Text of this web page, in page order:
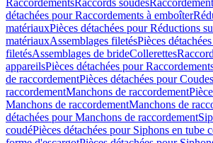
RaccordementsRaccords soudés
détachées pour Raccordements à emboîter
matériauxPièces détachées pour Réductions
matériauxAssemblages filetésPièces
filetésAssemblages de brideCollerettes
appareilsPièces détachées pour
de raccordementPièces détachées pour
raccordementManchons de raccordement
Manchons de raccordementManchons de
détachées pour Manchons de raccordement
coudéPièces détachées pour Siphons en tube